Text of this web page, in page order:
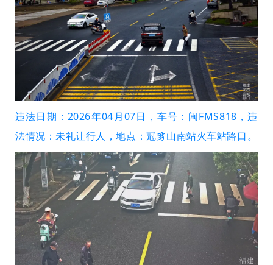
违法日期：2026年04月07日，车号：闽FMS818，违
法情况：未礼让行人，地点：冠豸山南站火车站路口。